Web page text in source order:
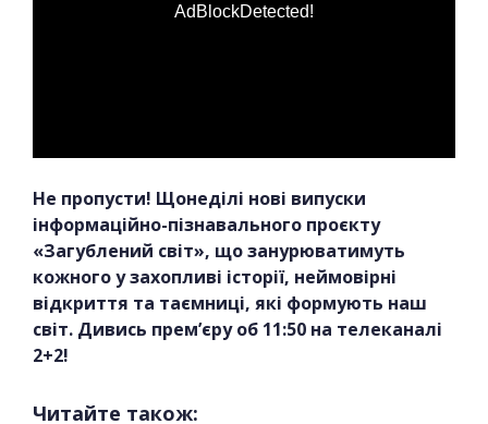
AdBlockDetected!
Не пропусти! Щонеділі нові випуски
інформаційно-пізнавального проєкту
«Загублений світ», що занурюватимуть
кожного у захопливі історії, неймовірні
відкриття та таємниці, які формують наш
світ. Дивись прем’єру об 11:50 на телеканалі
2+2!
Читайте також: